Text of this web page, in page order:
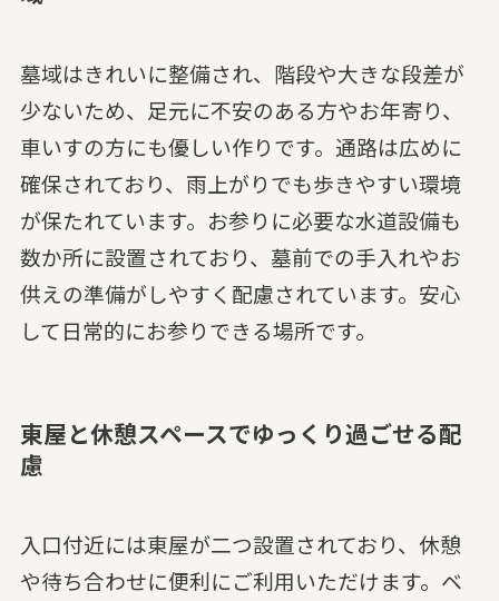
墓域はきれいに整備され、階段や大きな段差が
少ないため、足元に不安のある方やお年寄り、
車いすの方にも優しい作りです。通路は広めに
確保されており、雨上がりでも歩きやすい環境
が保たれています。お参りに必要な水道設備も
数か所に設置されており、墓前での手入れやお
供えの準備がしやすく配慮されています。安心
して日常的にお参りできる場所です。
東屋と休憩スペースでゆっくり過ごせる配
慮
入口付近には東屋が二つ設置されており、休憩
や待ち合わせに便利にご利用いただけます。ベ